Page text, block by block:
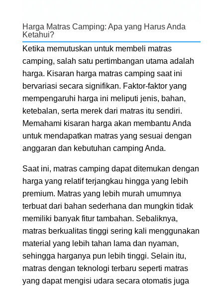
Harga Matras Camping: Apa yang Harus Anda
Ketahui?
Ketika memutuskan untuk membeli matras
camping, salah satu pertimbangan utama adalah
harga. Kisaran harga matras camping saat ini
bervariasi secara signifikan. Faktor-faktor yang
mempengaruhi harga ini meliputi jenis, bahan,
ketebalan, serta merek dari matras itu sendiri.
Memahami kisaran harga akan membantu Anda
untuk mendapatkan matras yang sesuai dengan
anggaran dan kebutuhan camping Anda.
Saat ini, matras camping dapat ditemukan dengan
harga yang relatif terjangkau hingga yang lebih
premium. Matras yang lebih murah umumnya
terbuat dari bahan sederhana dan mungkin tidak
memiliki banyak fitur tambahan. Sebaliknya,
matras berkualitas tinggi sering kali menggunakan
material yang lebih tahan lama dan nyaman,
sehingga harganya pun lebih tinggi. Selain itu,
matras dengan teknologi terbaru seperti matras
yang dapat mengisi udara secara otomatis juga